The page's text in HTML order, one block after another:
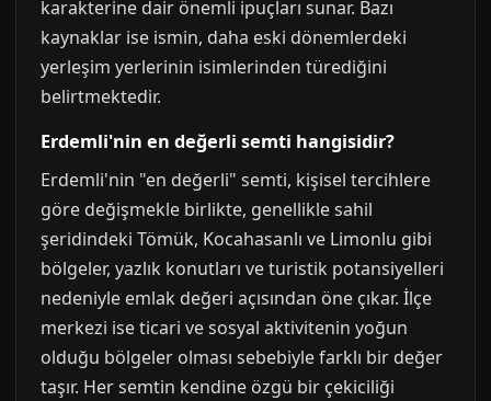
karakterine dair önemli ipuçları sunar. Bazı
kaynaklar ise ismin, daha eski dönemlerdeki
yerleşim yerlerinin isimlerinden türediğini
belirtmektedir.
Erdemli'nin en değerli semti hangisidir?
Erdemli'nin "en değerli" semti, kişisel tercihlere
göre değişmekle birlikte, genellikle sahil
şeridindeki Tömük, Kocahasanlı ve Limonlu gibi
bölgeler, yazlık konutları ve turistik potansiyelleri
nedeniyle emlak değeri açısından öne çıkar. İlçe
merkezi ise ticari ve sosyal aktivitenin yoğun
olduğu bölgeler olması sebebiyle farklı bir değer
taşır. Her semtin kendine özgü bir çekiciliği